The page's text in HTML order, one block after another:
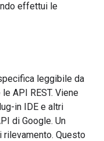
effettui le
leggibile da
API REST. Viene
in IDE e altri
di Google. Un
Questo